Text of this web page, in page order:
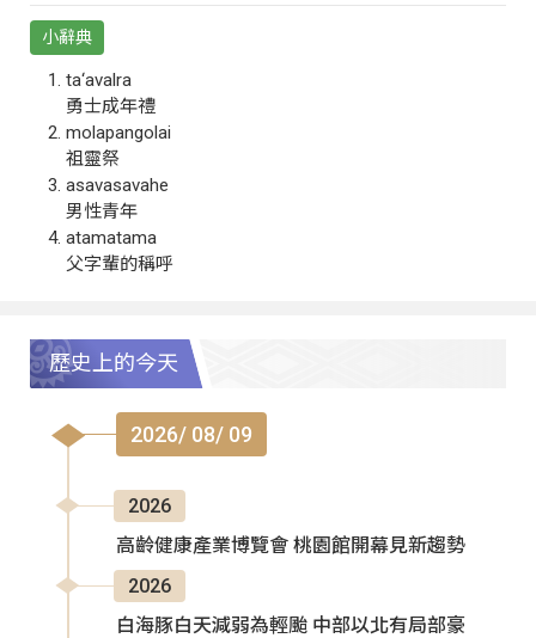
小辭典
ta‘avalra
勇士成年禮
molapangolai
祖靈祭
asavasavahe
男性青年
atamatama
父字輩的稱呼
歷史上的今天
2026/ 08/ 09
2026
高齡健康產業博覽會 桃園館開幕見新趨勢
2026
白海豚白天減弱為輕颱 中部以北有局部豪